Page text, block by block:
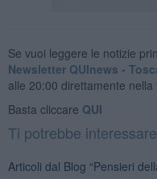
Se vuoi leggere le notizie
Newsletter QUInews -
alle 20:00 direttamente nella
Basta cliccare QUI
Ti potrebbe
Articoli dal Blog “Pensieri